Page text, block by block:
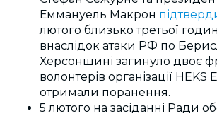
Еммануель Макрон
лютого близько третьої
внаслідок атаки РФ по
Херсонщині загинуло двоє
волонтерів організації HEKS
отримали поранення.
5 лютого на засіданні Ради